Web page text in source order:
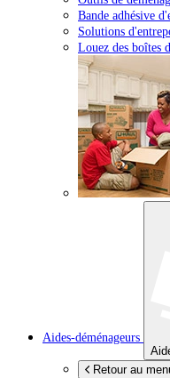
Bande adhésive
Solutions
Louez des boîtes
Aides-déménageurs
Retour au